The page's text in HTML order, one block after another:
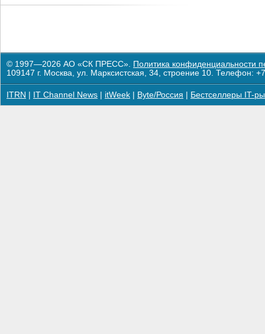
© 1997—2026 АО «СК ПРЕСС». Политика конфиденциальности
109147 г. Москва, ул. Марксистская, 34, строение 10. Телефон:
ITRN IT Channel News itWeek Byte/Россия Бестселлеры IT-